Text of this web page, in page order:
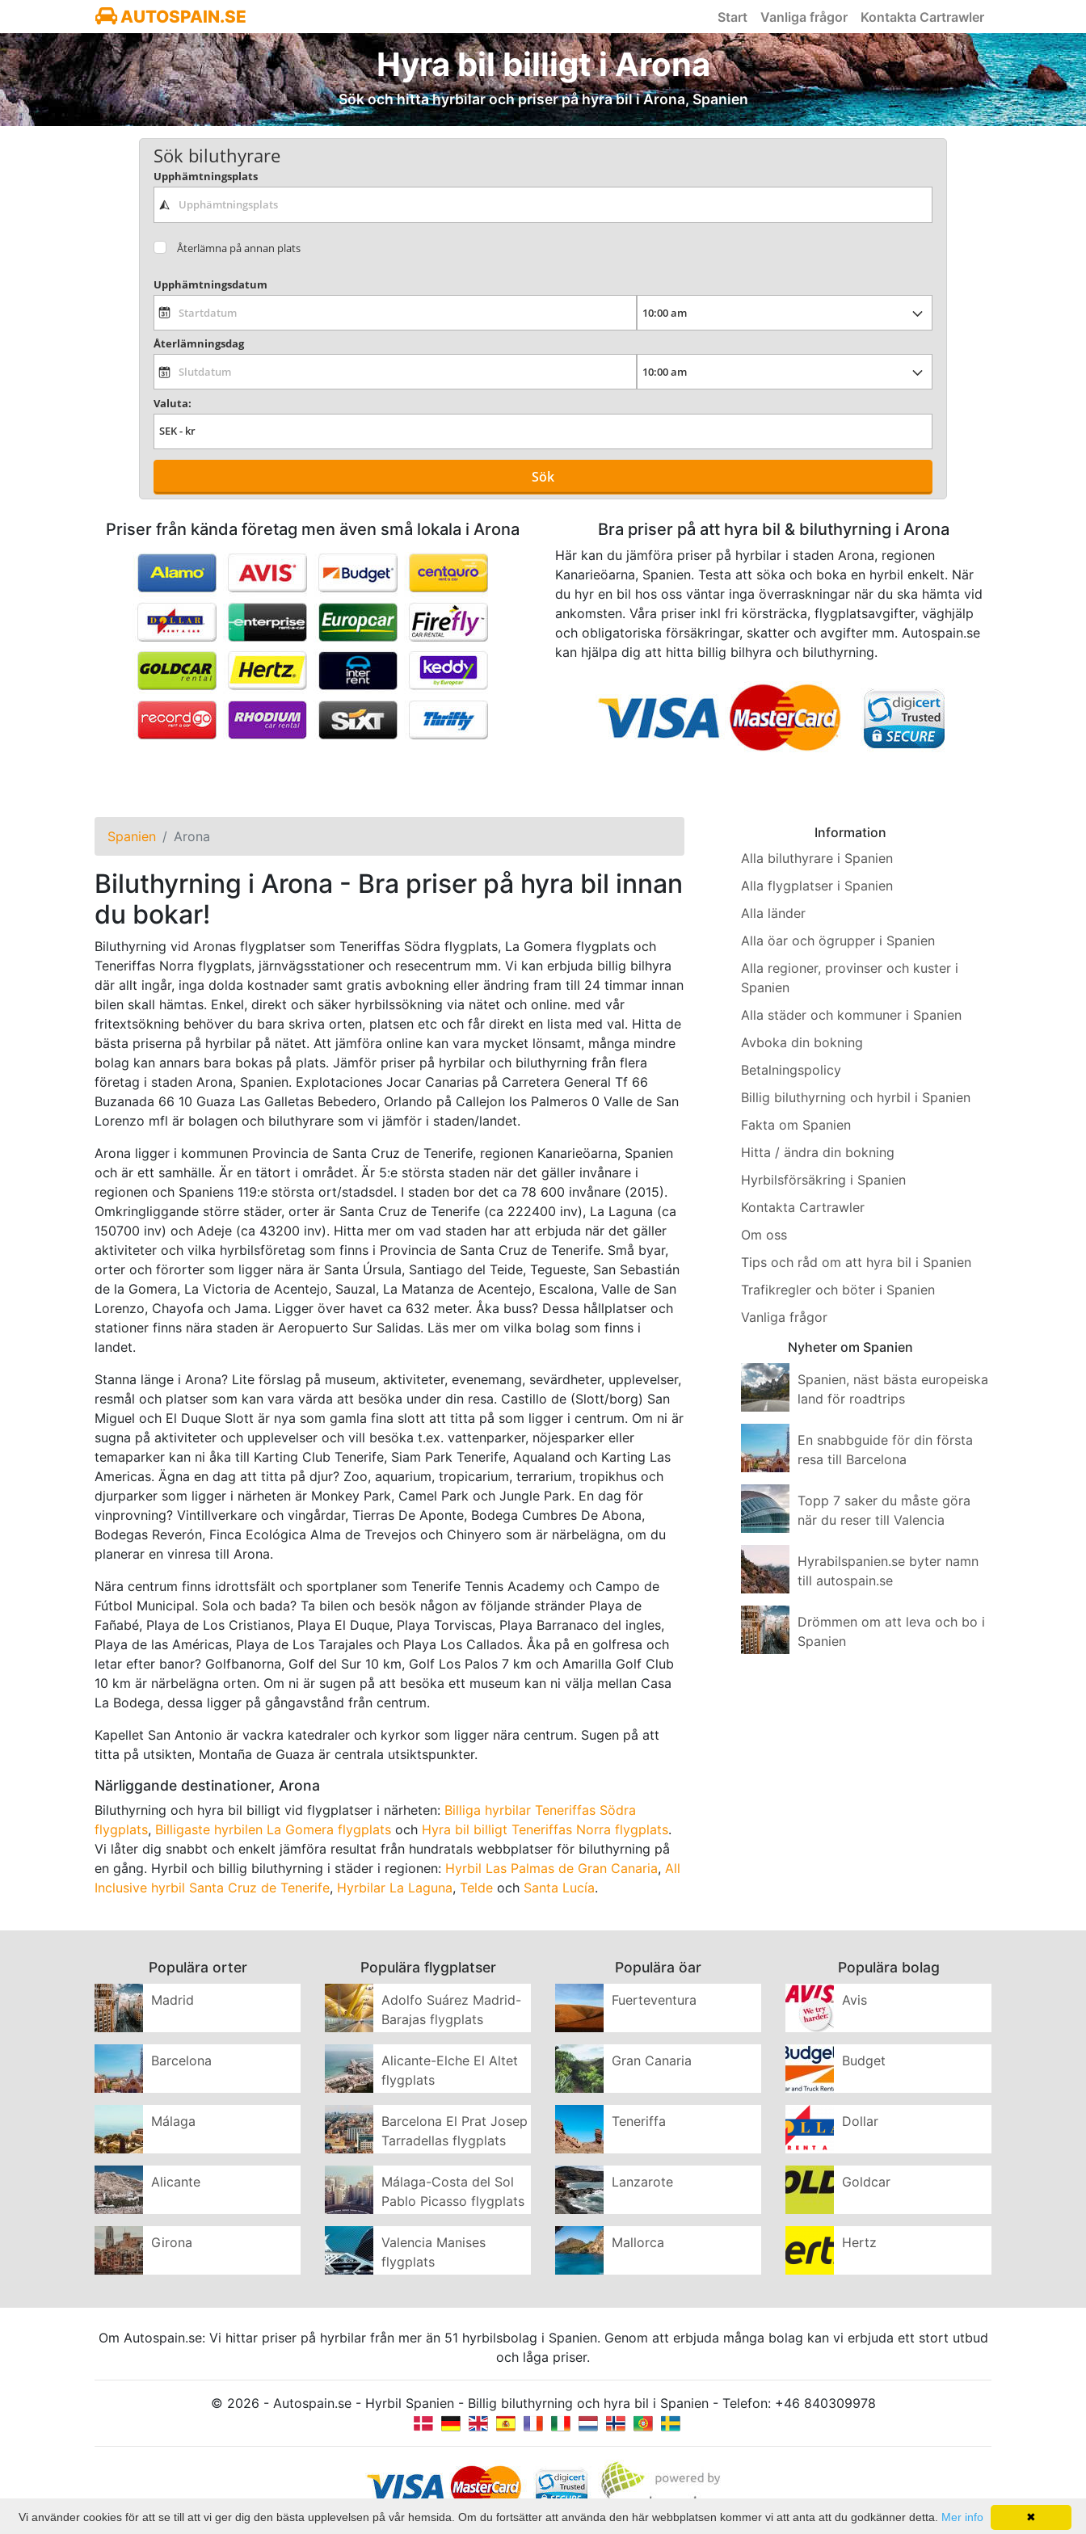
AUTOSPAIN.SE Start Vanliga frågor Kontakta Cartrawler
Hyra bil billigt i Arona
Sök och hitta hyrbilar och priser på hyra bil i Arona, Spanien
Sök biluthyrare
Upphämtningsplats
Återlämna på annan plats
Upphämtningsdatum
Återlämningsdag
Valuta:
Sök
Priser från kända företag men även små lokala i Arona Bra priser på att hyra bil & biluthyrning i Arona
Här kan du jämföra priser på hyrbilar i staden Arona, regionen
Kanarieöarna, Spanien. Testa att söka och boka en hyrbil enkelt. När
du hyr en bil hos oss väntar inga överraskningar när du ska hämta vid
ankomsten. Våra priser inkl fri körsträcka, flygplatsavgifter, väghjälp
och obligatoriska försäkringar, skatter och avgifter mm. Autospain.se
kan hjälpa dig att hitta billig bilhyra och biluthyrning.
Spanien Arona
Biluthyrning i Arona - Bra priser på hyra bil innan
du bokar!
Biluthyrning vid Aronas flygplatser som Teneriffas Södra flygplats, La Gomera flygplats och
Teneriffas Norra flygplats, järnvägsstationer och resecentrum mm. Vi kan erbjuda billig bilhyra
där allt ingår, inga dolda kostnader samt gratis avbokning eller ändring fram till 24 timmar innan
bilen skall hämtas. Enkel, direkt och säker hyrbilssökning via nätet och online. med vår
fritextsökning behöver du bara skriva orten, platsen etc och får direkt en lista med val. Hitta de
bästa priserna på hyrbilar på nätet. Att jämföra online kan vara mycket lönsamt, många mindre
bolag kan annars bara bokas på plats. Jämför priser på hyrbilar och biluthyrning från flera
företag i staden Arona, Spanien. Explotaciones Jocar Canarias på Carretera General Tf 66
Buzanada 66 10 Guaza Las Galletas Bebedero, Orlando på Callejon los Palmeros 0 Valle de San
Lorenzo mfl är bolagen och biluthyrare som vi jämför i staden/landet.
Arona ligger i kommunen Provincia de Santa Cruz de Tenerife, regionen Kanarieöarna, Spanien
och är ett samhälle. Är en tätort i området. Är 5:e största staden när det gäller invånare i
regionen och Spaniens 119:e största ort/stadsdel. I staden bor det ca 78 600 invånare (2015).
Omkringliggande större städer, orter är Santa Cruz de Tenerife (ca 222400 inv), La Laguna (ca
150700 inv) och Adeje (ca 43200 inv). Hitta mer om vad staden har att erbjuda när det gäller
aktiviteter och vilka hyrbilsföretag som finns i Provincia de Santa Cruz de Tenerife. Små byar,
orter och förorter som ligger nära är Santa Úrsula, Santiago del Teide, Tegueste, San Sebastián
de la Gomera, La Victoria de Acentejo, Sauzal, La Matanza de Acentejo, Escalona, Valle de San
Lorenzo, Chayofa och Jama. Ligger över havet ca 632 meter. Åka buss? Dessa hållplatser och
stationer finns nära staden är Aeropuerto Sur Salidas. Läs mer om vilka bolag som finns i
landet.
Stanna länge i Arona? Lite förslag på museum, aktiviteter, evenemang, sevärdheter, upplevelser,
resmål och platser som kan vara värda att besöka under din resa. Castillo de (Slott/borg) San
Miguel och El Duque Slott är nya som gamla fina slott att titta på som ligger i centrum. Om ni är
sugna på aktiviteter och upplevelser och vill besöka t.ex. vattenparker, nöjesparker eller
temaparker kan ni åka till Karting Club Tenerife, Siam Park Tenerife, Aqualand och Karting Las
Americas. Ägna en dag att titta på djur? Zoo, aquarium, tropicarium, terrarium, tropikhus och
djurparker som ligger i närheten är Monkey Park, Camel Park och Jungle Park. En dag för
vinprovning? Vintillverkare och vingårdar, Tierras De Aponte, Bodega Cumbres De Abona,
Bodegas Reverón, Finca Ecológica Alma de Trevejos och Chinyero som är närbelägna, om du
planerar en vinresa till Arona.
Nära centrum finns idrottsfält och sportplaner som Tenerife Tennis Academy och Campo de
Fútbol Municipal. Sola och bada? Ta bilen och besök någon av följande stränder Playa de
Fañabé, Playa de Los Cristianos, Playa El Duque, Playa Torviscas, Playa Barranaco del ingles,
Playa de las Américas, Playa de Los Tarajales och Playa Los Callados. Åka på en golfresa och
letar efter banor? Golfbanorna, Golf del Sur 10 km, Golf Los Palos 7 km och Amarilla Golf Club
10 km är närbelägna orten. Om ni är sugen på att besöka ett museum kan ni välja mellan Casa
La Bodega, dessa ligger på gångavstånd från centrum.
Kapellet San Antonio är vackra katedraler och kyrkor som ligger nära centrum. Sugen på att
titta på utsikten, Montaña de Guaza är centrala utsiktspunkter.
Närliggande destinationer, Arona
Biluthyrning och hyra bil billigt vid flygplatser i närheten: Billiga hyrbilar Teneriffas Södra
flygplats, Billigaste hyrbilen La Gomera flygplats och Hyra bil billigt Teneriffas Norra flygplats.
Vi låter dig snabbt och enkelt jämföra resultat från hundratals webbplatser för biluthyrning på
en gång. Hyrbil och billig biluthyrning i städer i regionen: Hyrbil Las Palmas de Gran Canaria, All
Inclusive hyrbil Santa Cruz de Tenerife, Hyrbilar La Laguna, Telde och Santa Lucía.
Information
Alla biluthyrare i Spanien
Alla flygplatser i Spanien
Alla länder
Alla öar och ögrupper i Spanien
Alla regioner, provinser och kuster i
Spanien
Alla städer och kommuner i Spanien
Avboka din bokning
Betalningspolicy
Billig biluthyrning och hyrbil i Spanien
Fakta om Spanien
Hitta / ändra din bokning
Hyrbilsförsäkring i Spanien
Kontakta Cartrawler
Om oss
Tips och råd om att hyra bil i Spanien
Trafikregler och böter i Spanien
Vanliga frågor
Nyheter om Spanien
Spanien, näst bästa europeiska
land för roadtrips
En snabbguide för din första
resa till Barcelona
Topp 7 saker du måste göra
när du reser till Valencia
Hyrabilspanien.se byter namn
till autospain.se
Drömmen om att leva och bo i
Spanien
Populära orter
Madrid
Barcelona
Málaga
Alicante
Girona
Populära flygplatser
Adolfo Suárez Madrid-
Barajas flygplats
Alicante-Elche El Altet
flygplats
Barcelona El Prat Josep
Tarradellas flygplats
Málaga-Costa del Sol
Pablo Picasso flygplats
Valencia Manises
flygplats
Populära öar
Fuerteventura
Gran Canaria
Teneriffa
Lanzarote
Mallorca
Populära bolag
Avis
Budget
Dollar
Goldcar
Hertz
Om Autospain.se: Vi hittar priser på hyrbilar från mer än 51 hyrbilsbolag i Spanien. Genom att erbjuda många bolag kan vi erbjuda ett stort utbud
och låga priser.
© 2026 - Autospain.se - Hyrbil Spanien - Billig biluthyrning och hyra bil i Spanien - Telefon: +46 840309978
✖
Vi använder cookies för att se till att vi ger dig den bästa upplevelsen på vår hemsida. Om du fortsätter att använda den här webbplatsen kommer vi att anta att du godkänner detta. Mer info